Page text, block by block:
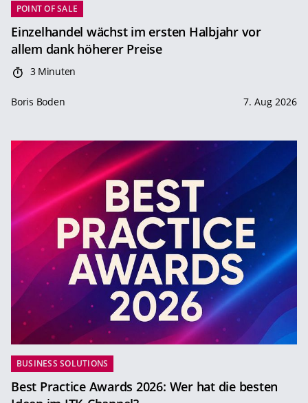
POINT OF SALE
Einzelhandel wächst im ersten Halbjahr vor
allem dank höherer Preise
3 Minuten
Boris Boden 7. Aug 2026
BUSINESS SOLUTIONS
Best Practice Awards 2026: Wer hat die besten